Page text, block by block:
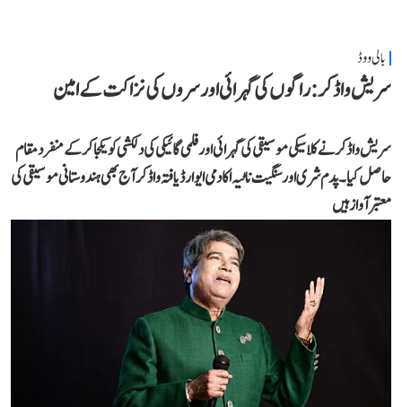
بالی ووڈ
سریش واڈکر: راگوں کی گہرائی اور سروں کی نزاکت کے امین
سریش واڈکر نے کلاسیکی موسیقی کی گہرائی اور فلمی گائیکی کی دلکشی کو یکجا کر کے منفرد مقام
حاصل کیا۔ پدم شری اور سنگیت ناٹیہ اکادمی ایوارڈ یافتہ واڈکر آج بھی ہندوستانی موسیقی کی
معتبر آواز ہیں